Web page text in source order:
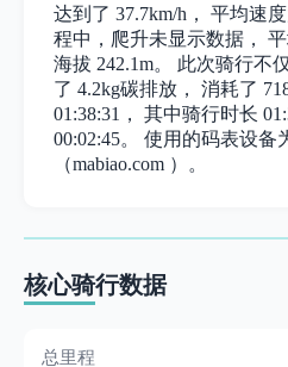
达到了 37.7km/h， 平均速
程中，爬升未显示数据，
海拔 242.1m。 此次骑行不
了 4.2kg碳排放， 消耗了
01:38:31， 其中骑行时长
00:02:45。 使用的码表设备
（mabiao.com ）。
核心骑行数据
总里程